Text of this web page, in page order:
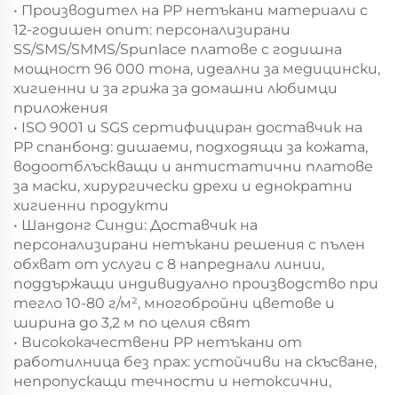
• Производител на PP нетъкани материали с
12-годишен опит: персонализирани
SS/SMS/SMMS/Spunlace платове с годишна
мощност 96 000 тона, идеални за медицински,
хигиенни и за грижа за домашни любимци
приложения
• ISO 9001 и SGS сертифициран доставчик на
PP спанбонд: дишаеми, подходящи за кожата,
водоотблъскващи и антистатични платове
за маски, хирургически дрехи и еднократни
хигиенни продукти
• Шандонг Синди: Доставчик на
персонализирани нетъкани решения с пълен
обхват от услуги с 8 напреднали линии,
поддържащи индивидуално производство при
тегло 10-80 г/м², многобройни цветове и
ширина до 3,2 м по целия свят
• Висококачествени PP нетъкани от
работилница без прах: устойчиви на скъсване,
непропускащи течности и нетоксични,